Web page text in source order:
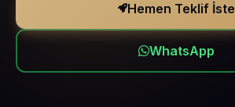
Hemen Teklif İste
WhatsApp